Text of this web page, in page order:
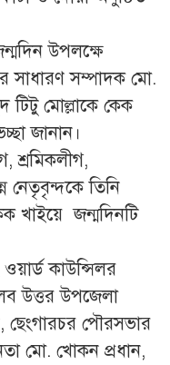
উপলক্ষে
সাধারণ সম্পাদক মো.
মোল্লাকে কেক
জানান।
শ্রমিকলীগ,
নেতৃবৃন্দকে তিনি
খাইয়ে জন্মদিনটি
কাউন্সিলর
উত্তর উপজেলা
ছেংগারচর পৌরসভার
মো. খোকন প্রধান,